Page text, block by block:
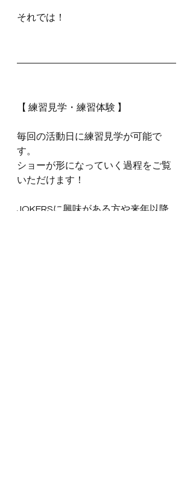
それでは！
【 練習見学・練習体験 】
毎回の活動日に練習見学が可能で
す。
ショーが形になっていく過程をご覧
いただけます！
JOKERSに興味がある方や来年以降